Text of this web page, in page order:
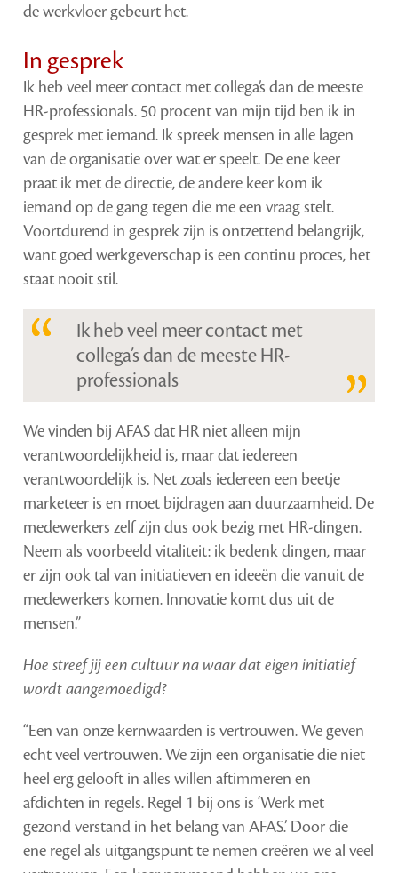
de werkvloer gebeurt het.
In gesprek
Ik heb veel meer contact met collega’s dan de meeste
HR-professionals. 50 procent van mijn tijd ben ik in
gesprek met iemand. Ik spreek mensen in alle lagen
van de organisatie over wat er speelt. De ene keer
praat ik met de directie, de andere keer kom ik
iemand op de gang tegen die me een vraag stelt.
Voortdurend in gesprek zijn is ontzettend belangrijk,
want goed werkgeverschap is een continu proces, het
staat nooit stil.
Ik heb veel meer contact met
collega’s dan de meeste HR-
professionals
We vinden bij AFAS dat HR niet alleen mijn
verantwoordelijkheid is, maar dat iedereen
verantwoordelijk is. Net zoals iedereen een beetje
marketeer is en moet bijdragen aan duurzaamheid. De
medewerkers zelf zijn dus ook bezig met HR-dingen.
Neem als voorbeeld vitaliteit: ik bedenk dingen, maar
er zijn ook tal van initiatieven en ideeën die vanuit de
medewerkers komen. Innovatie komt dus uit de
mensen.”
Hoe streef jij een cultuur na waar dat eigen initiatief
wordt aangemoedigd?
“Een van onze kernwaarden is vertrouwen. We geven
echt veel vertrouwen. We zijn een organisatie die niet
heel erg gelooft in alles willen aftimmeren en
afdichten in regels. Regel 1 bij ons is ‘Werk met
gezond verstand in het belang van AFAS.’ Door die
ene regel als uitgangspunt te nemen creëren we al veel